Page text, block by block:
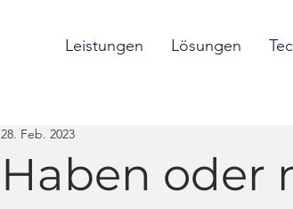
Leistungen Lösungen
Haben oder
28. Feb. 2023